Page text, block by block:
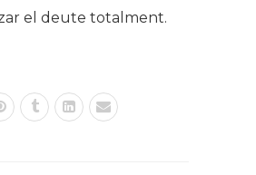
el deute totalment.